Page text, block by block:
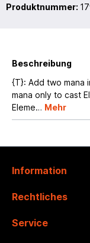
Produktnummer:
Beschreibung
{T}: Add two mana
mana only to cast
Eleme… Mehr
Information
Rechtliches
Service